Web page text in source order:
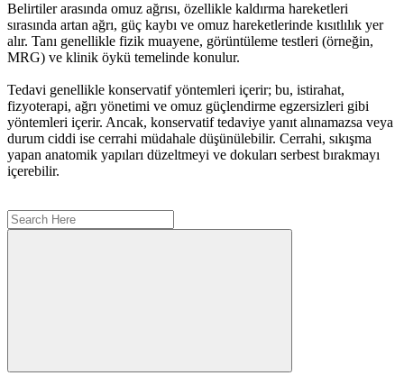
Belirtiler arasında omuz ağrısı, özellikle kaldırma hareketleri
sırasında artan ağrı, güç kaybı ve omuz hareketlerinde kısıtlılık yer
alır. Tanı genellikle fizik muayene, görüntüleme testleri (örneğin,
MRG) ve klinik öykü temelinde konulur.
Tedavi genellikle konservatif yöntemleri içerir; bu, istirahat,
fizyoterapi, ağrı yönetimi ve omuz güçlendirme egzersizleri gibi
yöntemleri içerir. Ancak, konservatif tedaviye yanıt alınamazsa veya
durum ciddi ise cerrahi müdahale düşünülebilir. Cerrahi, sıkışma
yapan anatomik yapıları düzeltmeyi ve dokuları serbest bırakmayı
içerebilir.